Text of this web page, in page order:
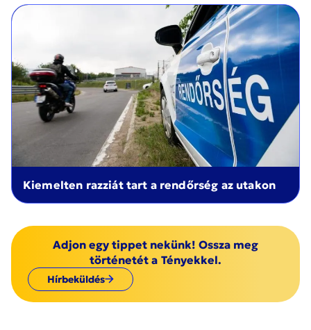
Kiemelten razziát tart a rendőrség az utakon
Adjon egy tippet nekünk! Ossza meg
történetét a Tényekkel.
Hírbeküldés